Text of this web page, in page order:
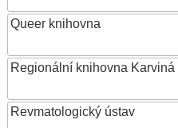
Queer knihovna
Regionální knihovna Karviná
Revmatologický ústav